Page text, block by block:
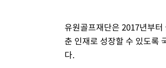
유원골프재단은 2017년부
춘 인재로 성장할 수 있도록
다.